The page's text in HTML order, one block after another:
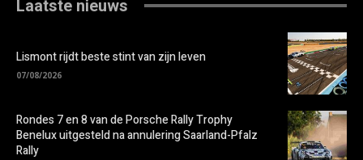
Laatste nieuws
Lismont rijdt beste stint van zijn leven
07/08/2026
Rondes 7 en 8 van de Porsche Rally Trophy
Benelux uitgesteld na annulering Saarland-Pfalz
Rally